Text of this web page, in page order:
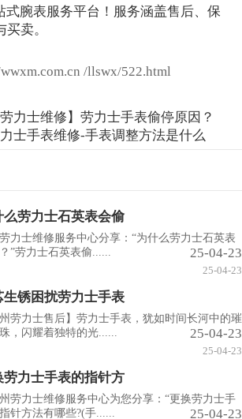
/llswx/522.html
劳力士维修】劳力士手表偷停原因？
士手表维修-手表调整方法是什么
么劳力士石英表会偷
力士维修服务中心分享：“为什么劳力士石英表
”劳力士石英表偷......
25-04-23
25-04-23
生锈困扰劳力士手表
州劳力士售后】劳力士手表，犹如时间长河中的璀
，闪耀着独特的光......
25-04-23
25-04-23
劳力士手表的指针方
劳力士维修服务中心为您分享：“更换劳力士手
针方法有哪些?(手......
25-04-23